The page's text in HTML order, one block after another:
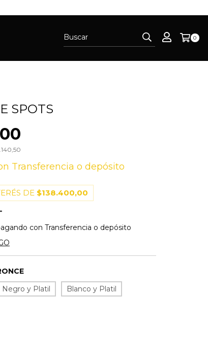
0
SPOTS
Transferencia o depósito
DE $138.400,00
con Transferencia o depósito
Negro y Platil Blanco y Platil